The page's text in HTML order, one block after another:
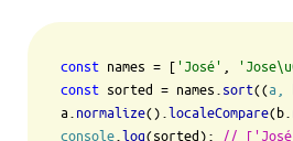
const names = [ 'José'
const sorted = names. sort((a,
a. normalize(). localeCompare(b.
console log(sorted); //